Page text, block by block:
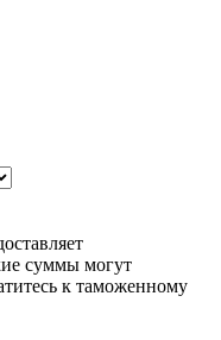
суммы могут
к таможенному